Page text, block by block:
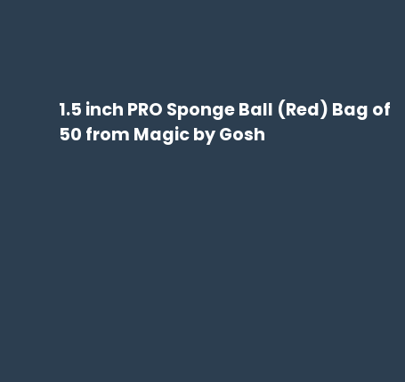
1.5 inch PRO Sponge Ball (Red) Bag of
50 from Magic by Gosh